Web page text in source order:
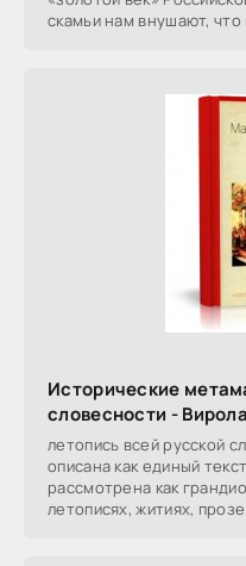
скамьи нам внушают,
Исторические
словесности -
летопись всей русской
описана как единый
рассмотрена как
летописях, житиях,